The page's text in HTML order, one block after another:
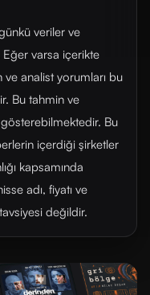
veriler ve
Eğer varsa içerikte
analist yorumları bu
Bu tahmin ve
Bu
içerdiği şirketler
kapsamında
adı, fiyatı ve
değildir.